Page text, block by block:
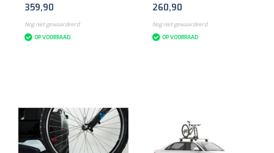
359,90
Nog niet gewaardeerd
OP VOORRAAD
260,90
Nog niet gewaardeerd
OP VOORRAAD